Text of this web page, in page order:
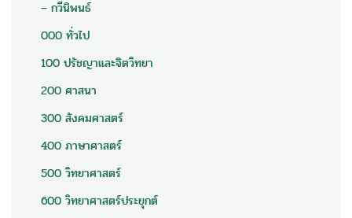
– กวีนิพนธ์
000 ทั่วไป
100 ปรัชญาและจิตวิทยา
200 ศาสนา
300 สังคมศาสตร์
400 ภาษาศาสตร์
500 วิทยาศาสตร์
600 วิทยาศาสตร์ประยุกต์